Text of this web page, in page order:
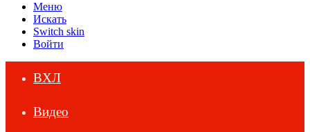
Меню
Искать
Switch skin
Войти
ВХЛ
Видео